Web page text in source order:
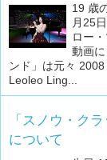
19 歳
月25
ロー
動画
ンド」は元々
Leoleo Ling...
「スノウ・ク
について